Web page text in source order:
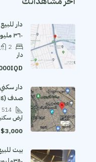
٣٦٠ مليون دينار
2
دار
صدف (٥١٤م²) السعر للمتر ٣٠٠٠دولار
514
ارض
$3,000 / دولار للمتر